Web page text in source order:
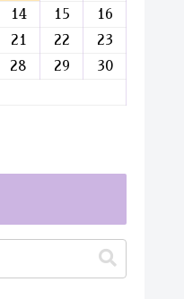
14 15
16
21 22
23
28 29
30